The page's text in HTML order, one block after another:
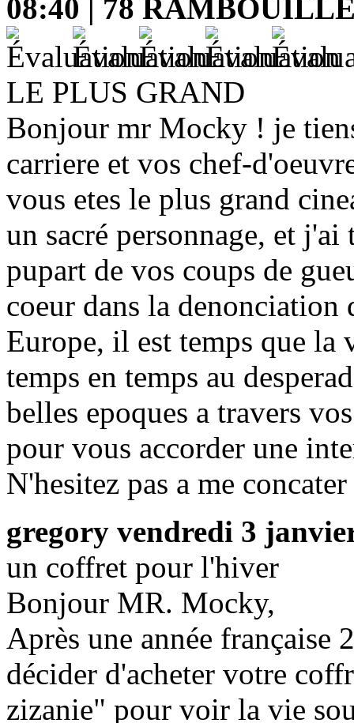
08:40 | 78
LE PLUS GRAND
Bonjour mr Mocky ! je
carriere et vos chef-
vous etes le plus grand
un sacré personnage, et
pupart de vos coups de
coeur dans la denonciation
Europe, il est temps que la
temps en temps au
belles epoques a travers
pour vous accorder une
N'hesitez pas a me
gregory vendredi 3
un coffret pour l'hiver
Bonjour MR. Mocky,
Après une année française
décider d'acheter votre
zizanie" pour voir la vie